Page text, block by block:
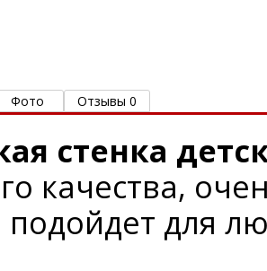
Фото Отзывы 0
стенка
качества,
для